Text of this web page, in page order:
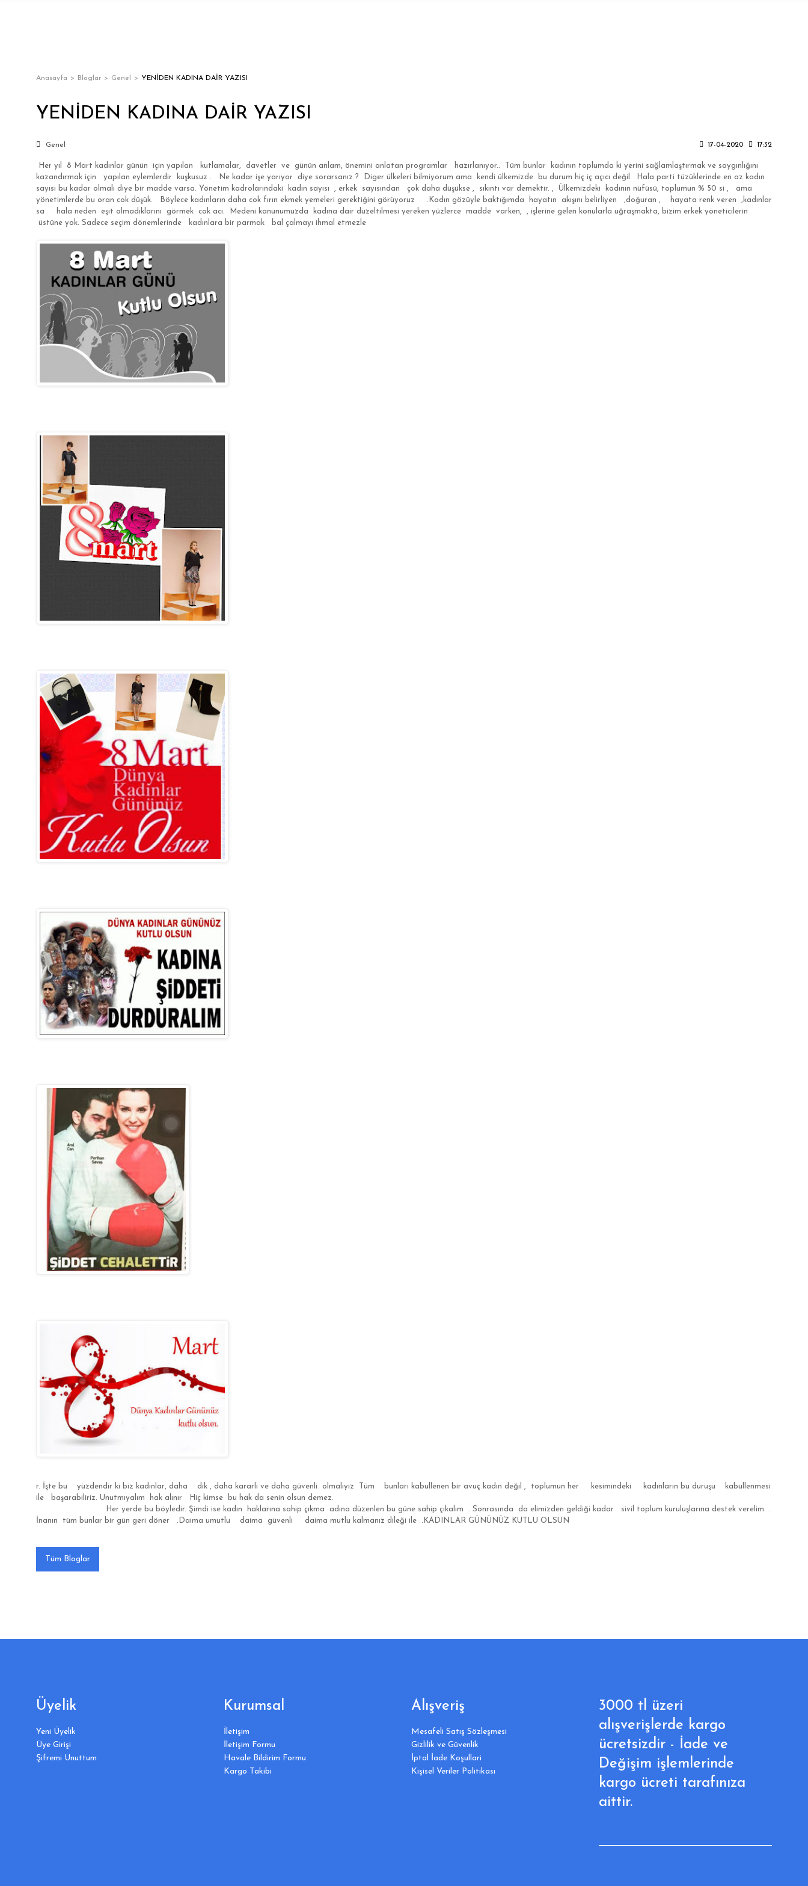
Anasayfa Bloglar Genel YENİDEN KADINA DAİR YAZISI
YENİDEN KADINA DAİR YAZISI
Genel 17-04-2020 17:32
Her yıl 8 Mart kadınlar günün için yapılan kutlamalar, davetler ve günün anlam, önemini anlatan programlar hazırlanıyor.. Tüm bunlar kadının toplumda ki yerini sağlamlaştırmak ve saygınlığını
kazandırmak için yapılan eylemlerdir kuşkusuz . Ne kadar işe yarıyor diye sorarsanız ? Diger ülkeleri bilmiyorum ama kendi ülkemizde bu durum hiç iç açıcı değil. Hala parti tüzüklerinde en az kadın
sayısı bu kadar olmalı diye bir madde varsa. Yönetim kadrolarındaki kadın sayısı , erkek sayısından çok daha düşükse , sıkıntı var demektir. , Ülkemizdeki kadının nüfüsü, toplumun % 50 si , ama
yönetimlerde bu oran cok düşük. Böylece kadınların daha cok fırın ekmek yemeleri gerektiğini görüyoruz .Kadın gözüyle baktığımda hayatın akışını belirliyen ,doğuran , hayata renk veren ,kadınlar
sa hala neden eşit olmadıklarını görmek cok acı. Medeni kanunumuzda kadına dair düzeltilmesi yereken yüzlerce madde varken, , işlerine gelen konularla uğraşmakta, bizim erkek yöneticilerin
üstüne yok. Sadece seçim dönemlerinde kadınlara bir parmak bal çalmayı ihmal etmezle
r. İşte bu yüzdendir ki biz kadınlar, daha dik , daha kararlı ve daha güvenli olmalıyız Tüm bunları kabullenen bir avuç kadın değil , toplumun her kesimindeki kadınların bu duruşu kabullenmesi
ile başarabiliriz. Unutmıyalım hak alınır Hiç kimse bu hak da senin olsun demez.
Her yerde bu böyledir. Şimdi ise kadın haklarına sahip çıkma adına düzenlen bu güne sahip çıkalım . Sonrasında da elimizden geldiği kadar sivil toplum kuruluşlarına destek verelim .
İnanın tüm bunlar bir gün geri döner .Daima umutlu daima güvenli daima mutlu kalmanız dileği ile .KADINLAR GÜNÜNÜZ KUTLU OLSUN
Tüm Bloglar
Üyelik
Yeni Üyelik
Üye Girişi
Şifremi Unuttum
Kurumsal
İletişim
İletişim Formu
Havale Bildirim Formu
Kargo Takibi
Alışveriş
Mesafeli Satış Sözleşmesi
Gizlilik ve Güvenlik
İptal İade Koşullari
Kişisel Veriler Politikası
3000 tl üzeri
alışverişlerde kargo
ücretsizdir - İade ve
Değişim işlemlerinde
kargo ücreti tarafınıza
aittir.